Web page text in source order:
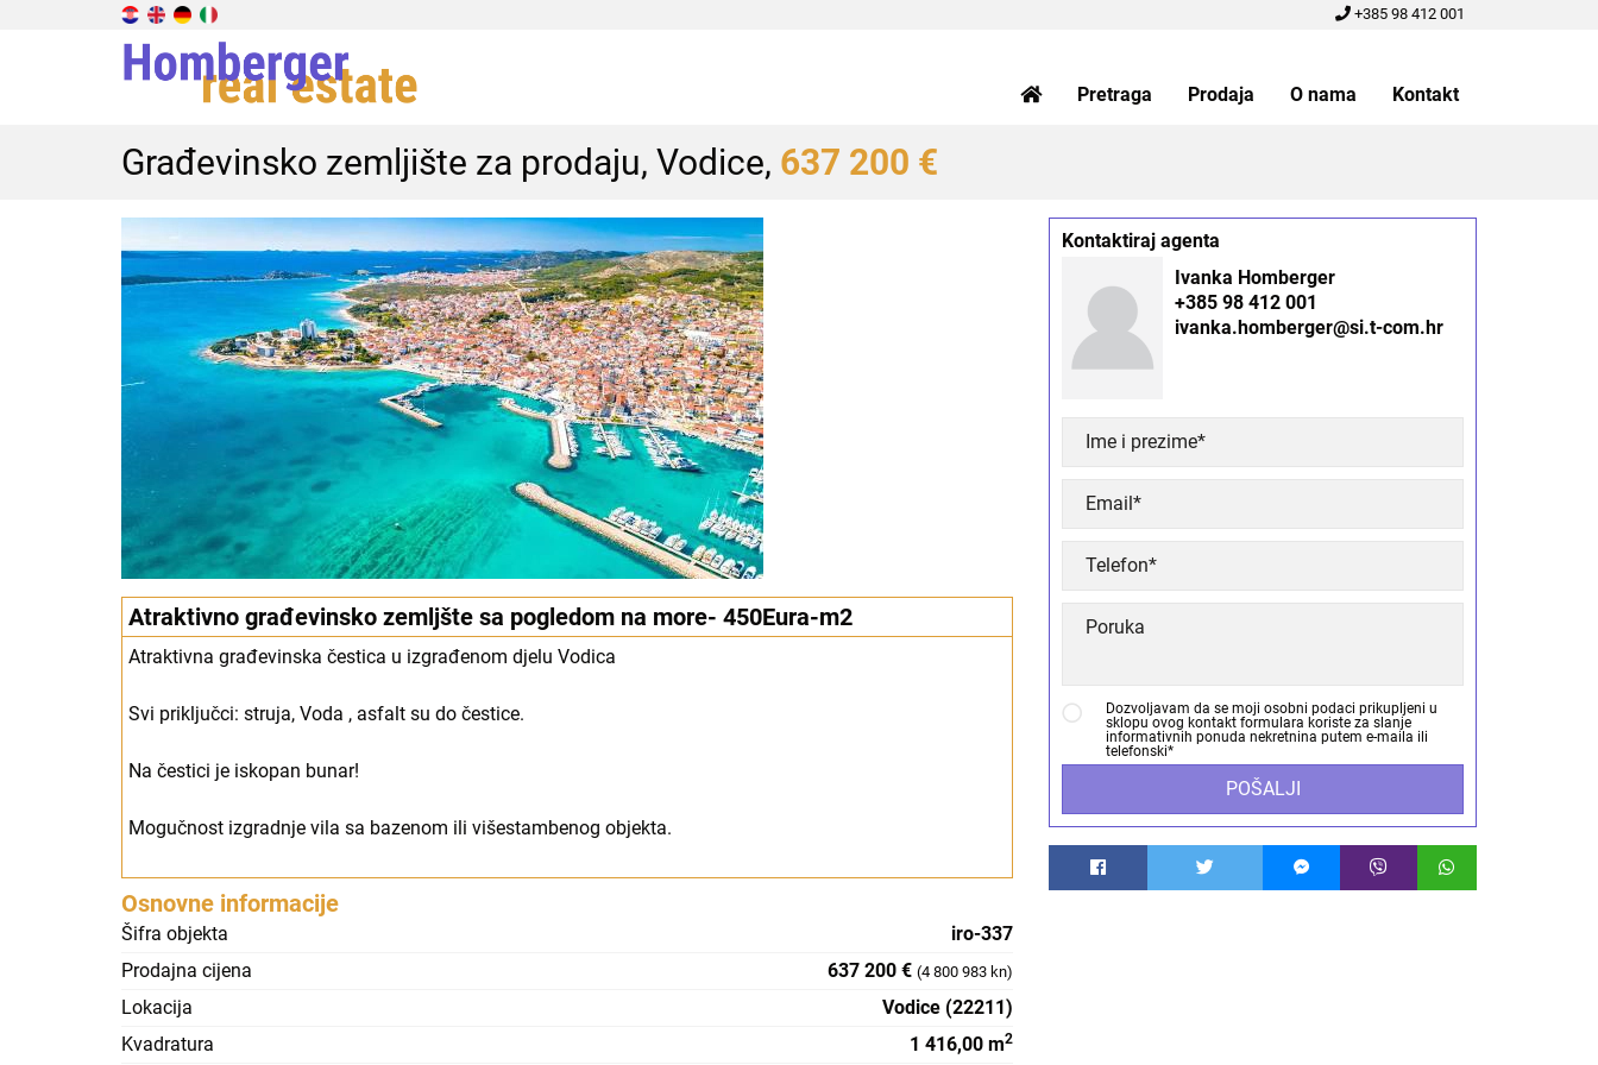
+385 98 412 001
Pretraga Prodaja O nama Kontakt
Građevinsko zemljište za prodaju, Vodice, 637 200 €
Atraktivno građevinsko zemljšte sa pogledom na more- 450Eura-m2
Atraktivna građevinska čestica u izgrađenom djelu Vodica
Svi priključci: struja, Voda , asfalt su do čestice.
Na čestici je iskopan bunar!
Mogučnost izgradnje vila sa bazenom ili višestambenog objekta.
Osnovne informacije
Šifra objekta
iro-337
Prodajna cijena
637 200 € (4 800 983 kn)
Lokacija
Vodice (22211)
Kvadratura
1 416,00 m2
Kontaktiraj agenta
Ivanka Homberger
+385 98 412 001
ivanka.homberger@si.t-com.hr
Dozvoljavam da se moji osobni podaci prikupljeni u
sklopu ovog kontakt formulara koriste za slanje
informativnih ponuda nekretnina putem e-maila ili
telefonski*
POŠALJI